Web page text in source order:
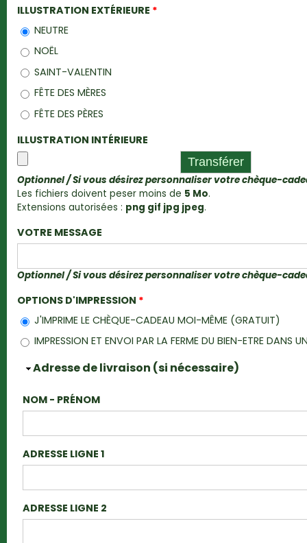
ILLUSTRATION EXTÉRIEURE *
NEUTRE
NOËL
SAINT-VALENTIN
FÊTE DES MÈRES
FÊTE DES PÈRES
ILLUSTRATION INTÉRIEURE
Optionnel / Si vous désirez personnaliser votre chèque-
Les fichiers doivent peser moins de 5 Mo.
Extensions autorisées : png gif jpg jpeg.
VOTRE MESSAGE
Optionnel / Si vous désirez personnaliser votre chèque-
OPTIONS D'IMPRESSION *
J'IMPRIME LE CHÈQUE-CADEAU MOI-MÊME (GRATUIT)
IMPRESSION ET ENVOI PAR LA FERME DU BIEN-ETRE DANS
Masquer
Adresse de livraison (si nécessaire)
NOM - PRÉNOM
ADRESSE LIGNE 1
ADRESSE LIGNE 2